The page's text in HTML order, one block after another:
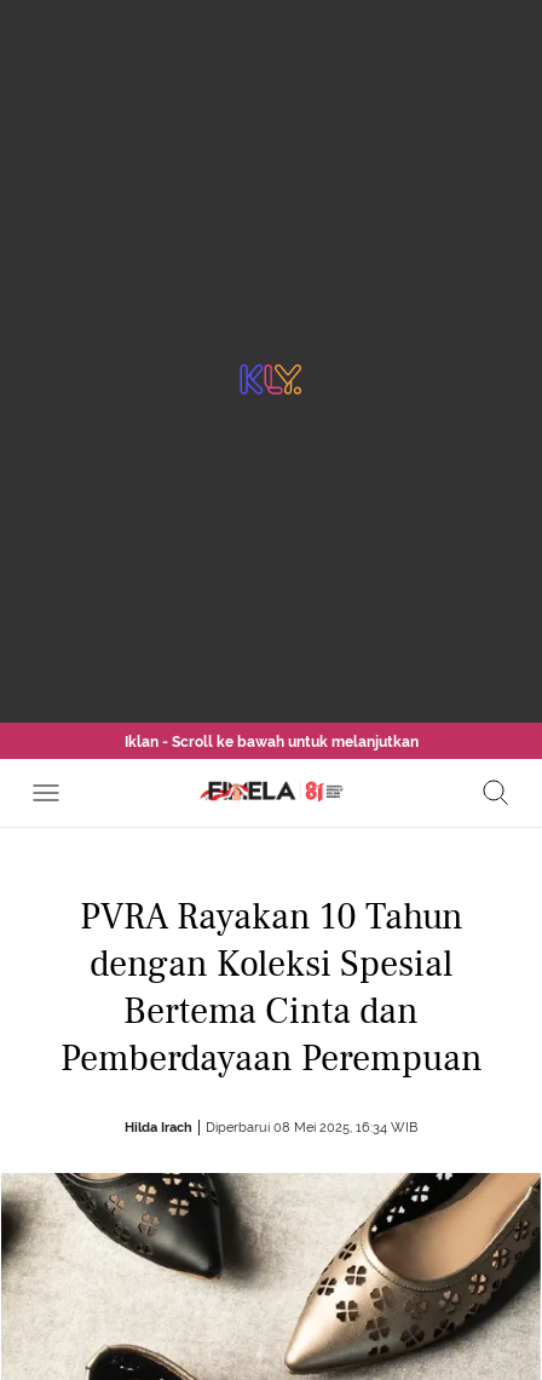
Iklan - Scroll ke bawah untuk melanjutkan
PVRA Rayakan 10 Tahun
dengan Koleksi Spesial
Bertema Cinta dan
Pemberdayaan Perempuan
Hilda Irach Diperbarui 08 Mei 2025, 16:34 WIB